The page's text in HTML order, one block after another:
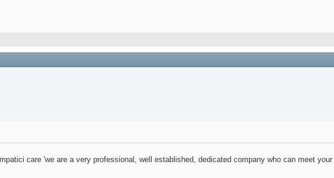
care 'we are a very professional, well established, dedicated company who can meet